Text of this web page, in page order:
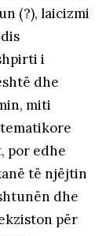
(?), laicizmi
i
dhe
miti
por edhe
të njëjtin
dhe
për